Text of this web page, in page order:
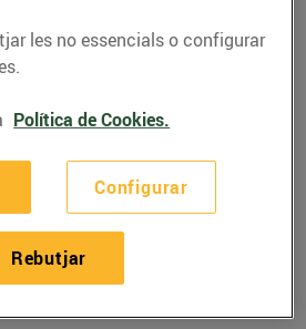
SALUDABLES
de cocció de
que hi ha 5 punts de
les no essencials o configurar
Política de Cookies.
Configurar
Rebutjar